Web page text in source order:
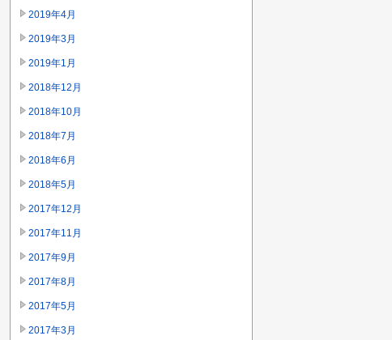
2019年4月
2019年3月
2019年1月
2018年12月
2018年10月
2018年7月
2018年6月
2018年5月
2017年12月
2017年11月
2017年9月
2017年8月
2017年5月
2017年3月